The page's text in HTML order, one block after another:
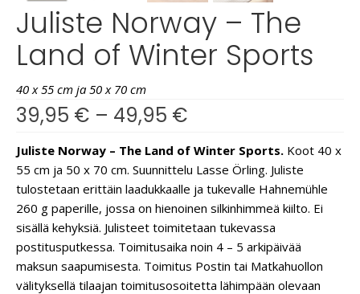
Juliste Norway – The
Land of Winter Sports
40 x 55 cm ja 50 x 70 cm
39,95 € – 49,95 €
Juliste Norway – The Land of Winter Sports. Koot 40 x
55 cm ja 50 x 70 cm. Suunnittelu Lasse Örling. Juliste
tulostetaan erittäin laadukkaalle ja tukevalle Hahnemühle
260 g paperille, jossa on hienoinen silkinhimmeä kiilto. Ei
sisällä kehyksiä. Julisteet toimitetaan tukevassa
postitusputkessa. Toimitusaika noin 4 – 5 arkipäivää
maksun saapumisesta. Toimitus Postin tai Matkahuollon
välityksellä tilaajan toimitusosoitetta lähimpään olevaan